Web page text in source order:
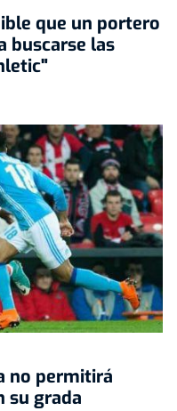
que un portero
buscarse las
no permitirá
su grada